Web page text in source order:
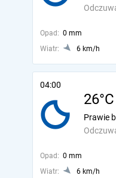
Opad: 0 mm
Wiatr:
6 km/h
04:00
26°C
Prawie
Opad: 0 mm
Wiatr:
6 km/h